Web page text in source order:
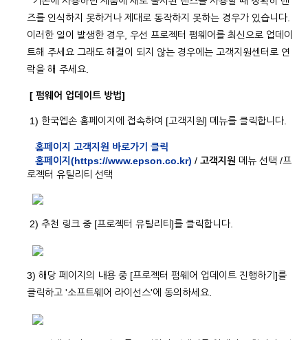
즈를 인식하지 못하거나 제대로 동작하지 못하는 경우가 있습니다.
이러한 일이 발생한 경우, 우선 프로젝터 펌웨어를 최신으로 업데이
트해 주세요 그래도 해결이 되지 않는 경우에는 고객지원센터로 연
락을 해 주세요.
[ 펌웨어 업데이트 방법]
1) 한국엡손 홈페이지에 접속하여 [고객지원] 메뉴를 클릭합니다.
홈페이지 고객지원 바로가기 클릭
홈페이지(https://www.epson.co.kr) / 고객지원 메뉴 선택 /프
로젝터 유틸리티 선택
2) 추천 링크 중 [프로젝터 유틸리티]를 클릭합니다.
3) 해당 페이지의 내용 중 [프로젝터 펌웨어 업데이트 진행하기]를
클릭하고 '소프트웨어 라이선스'에 동의하세요.